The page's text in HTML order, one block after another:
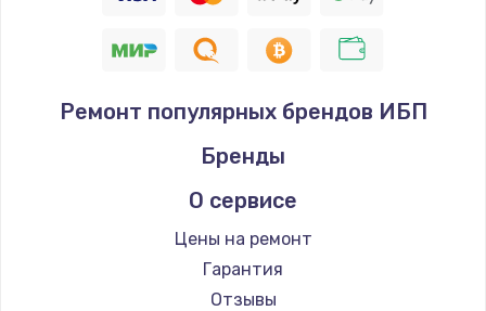
Замена ТЭНа
2500 руб.
Замена шнура
1400 руб.
Заказать
Замена / ремонт электронного модуля
управления
600 руб.
Ремонт популярных брендов ИБП
Бренды
О сервисе
Цены на ремонт
Гарантия
Отзывы